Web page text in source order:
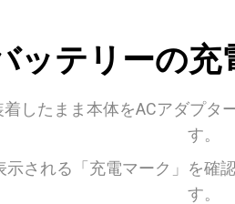
ッテリーの充
したまま本体をACアダプタ
す。
示される「充電マーク」を確
す。